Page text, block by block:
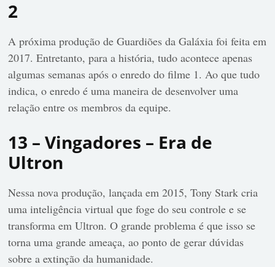
2
A próxima produção de Guardiões da Galáxia foi feita em
2017. Entretanto, para a história, tudo acontece apenas
algumas semanas após o enredo do filme 1. Ao que tudo
indica, o enredo é uma maneira de desenvolver uma
relação entre os membros da equipe.
13 – Vingadores – Era de
Ultron
Nessa nova produção, lançada em 2015, Tony Stark cria
uma inteligência virtual que foge do seu controle e se
transforma em Ultron. O grande problema é que isso se
torna uma grande ameaça, ao ponto de gerar dúvidas
sobre a extinção da humanidade.